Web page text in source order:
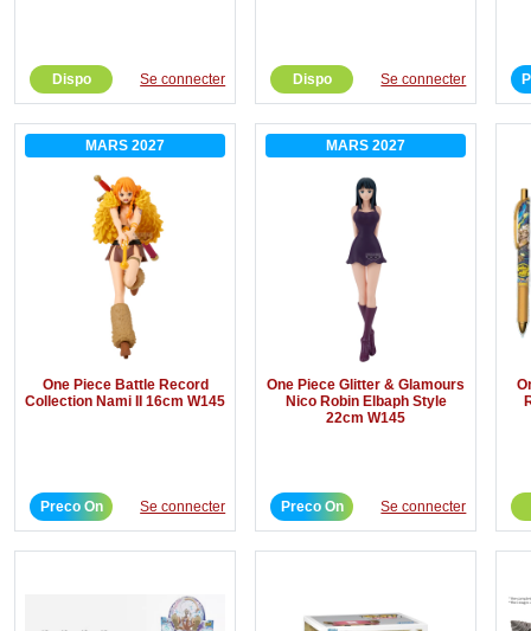
Dispo Se connecter Dispo Se connecter
MARS 2027
One Piece Battle Record
Collection Nami II 16cm W145
Preco On Se connecter
MARS 2027
One Piece Glitter & Glamours
Nico Robin Elbaph Style
22cm W145
Preco On Se connecter